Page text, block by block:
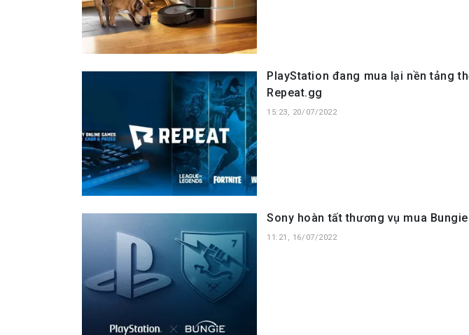
PlayStation đang mua lại nền tảng
Repeat.gg
15:23, 20/07/2022
Sony hoàn tất thương vụ mua
11:21, 16/07/2022